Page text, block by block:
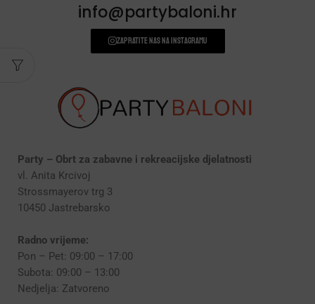
info@partybaloni.hr
Zapratite nas na instagramu
Party – Obrt za zabavne i rekreacijske djelatnosti
vl. Anita Krcivoj
Strossmayerov trg 3
10450 Jastrebarsko
Radno vrijeme:
Pon – Pet: 09:00 – 17:00
Subota: 09:00 – 13:00
Nedjelja: Zatvoreno